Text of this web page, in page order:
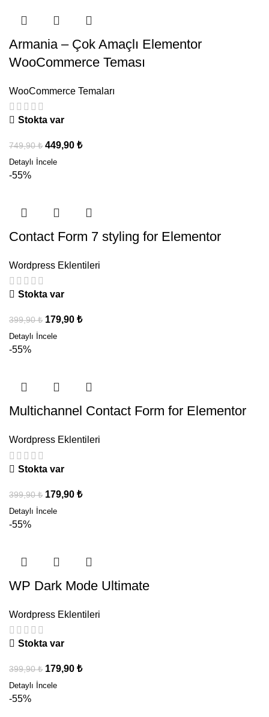
Armania – Çok Amaçlı Elementor
WooCommerce Teması
WooCommerce Temaları
Stokta var
749,90₺ 449,90 ₺
-55%
Contact Form 7 styling for Elementor
Wordpress Eklentileri
Stokta var
399,90₺ 179,90 ₺
-55%
Multichannel Contact Form for Elementor
Wordpress Eklentileri
Stokta var
399,90₺ 179,90 ₺
-55%
WP Dark Mode Ultimate
Wordpress Eklentileri
Stokta var
399,90₺ 179,90 ₺
-55%